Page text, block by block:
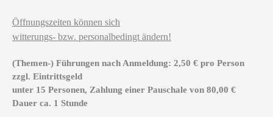
Öffnungszeiten können sich
witterungs- bzw. personalbedingt ändern!
(Themen-) Führungen nach Anmeldung: 2,50 € pro Person
zzgl. Eintrittsgeld
unter 15 Personen, Zahlung einer Pauschale von 80,00 €
Dauer ca. 1 Stunde